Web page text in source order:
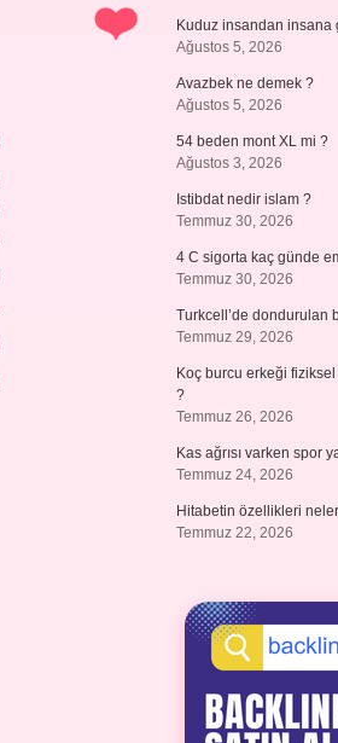
Kuduz insandan insana
Ağustos 5, 2026
Avazbek ne demek ?
Ağustos 5, 2026
54 beden mont XL mi ?
Ağustos 3, 2026
Istibdat nedir islam ?
Temmuz 30, 2026
4 C sigorta kaç günde
Temmuz 30, 2026
Turkcell’de dondurulan
Temmuz 29, 2026
Koç burcu erkeği
?
Temmuz 26, 2026
Kas ağrısı varken spor
Temmuz 24, 2026
Hitabetin özellikleri
Temmuz 22, 2026